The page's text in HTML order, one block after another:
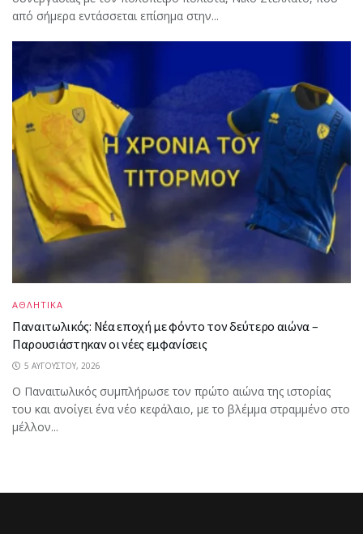
από σήμερα εντάσσεται επίσημα στην...
ΑΘΛΗΤΙΚΑ
Παναιτωλικός: Νέα εποχή με φόντο τον δεύτερο αιώνα –
Παρουσιάστηκαν οι νέες εμφανίσεις
5 ΑΥΓΟΎΣΤΟΥ, 2026
Ο Παναιτωλικός συμπλήρωσε τον πρώτο αιώνα της ιστορίας
του και ανοίγει ένα νέο κεφάλαιο, με το βλέμμα στραμμένο στο
μέλλον...